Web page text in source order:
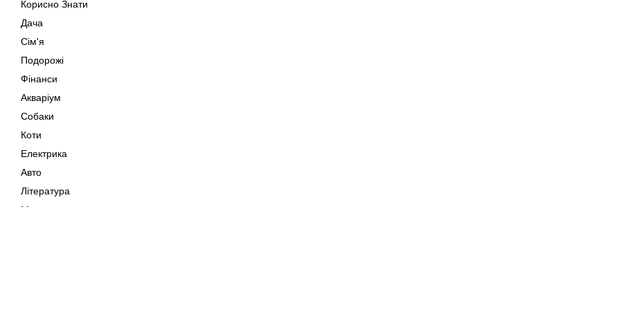
Корисно Знати
Дача
Сім'я
Подорожі
Фінанси
Акваріум
Собаки
Коти
Електрика
Авто
Література
Музика